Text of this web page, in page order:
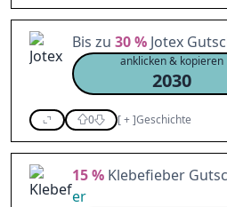
Bis zu 30 % Jotex
anklicken & kopieren
2030
0 [+]Geschichte
15 % Klebefieber
er